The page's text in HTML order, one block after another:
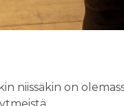
niissäkin on